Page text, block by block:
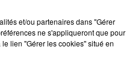
et/ou partenaires dans "Gérer
ne s'appliqueront que pour
lien "Gérer les cookies" situé en